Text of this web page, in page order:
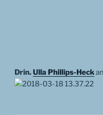
Drin.Ulla Phillips-Heck